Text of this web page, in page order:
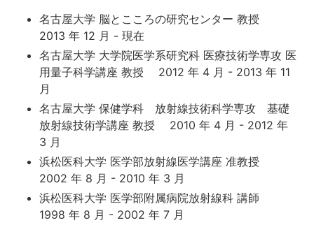
名古屋大学 脳とこころの研究センター 教授
2013 年 12 月 - 現在
名古屋大学 大学院医学系研究科 医療技術学専攻 医
用量子科学講座 教授 2012 年 4 月 - 2013 年 11
月
名古屋大学 保健学科 放射線技術科学専攻 基礎
放射線技術学講座 教授 2010 年 4 月 - 2012 年
3 月
浜松医科大学 医学部放射線医学講座 准教授
2002 年 8 月 - 2010 年 3 月
浜松医科大学 医学部附属病院放射線科 講師
1998 年 8 月 - 2002 年 7 月